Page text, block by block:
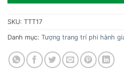
SKU: TTT17
Danh mục: Tượng trang trí phi hành